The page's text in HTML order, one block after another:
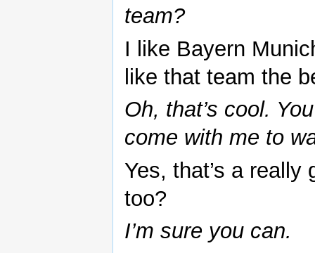
team?
I like Bayern
like that team the
Oh, that’s cool.
come with me to
Yes, that’s a
too?
I’m sure you can.